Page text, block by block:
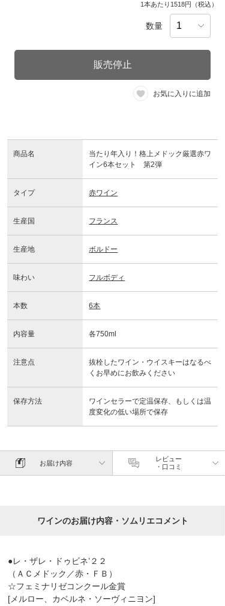
1本あたり1518円（税込）
数量
販売停止
お気に入りに追加
商品名
当たり年入り！格上メドック厳選赤ワ
イン6本セット 第2弾
タイプ 赤ワイン
生産国 フランス
生産地 ボルドー
味わい フルボディ
本数 6本
内容量 各750ml
注意点
抜栓したワイン・ウイスキーはなるべ
くお早めにお飲みください
保存方法
ワインセラーで定温保存、もしくは温
度変化の低い場所で保存
お届け内容
レビュー
・口コミ
ワインのお届け内容・ソムリエコメント
●レ・ザレ・ドゥビネ’２２
（ＡＣメドック／赤・ＦＢ）
☆フェミナリゼコンクール金賞
[メルロー、カベルネ・ソーヴィニヨン]